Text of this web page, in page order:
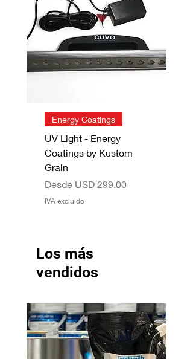
Energy Coatings
UV Light - Energy
Coatings by Kustom
Grain
Desde USD 299.00
Precio de oferta
IVA excluido
Los más
vendidos